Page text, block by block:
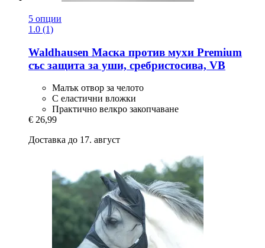
5 опции
1.0 (1)
Waldhausen Маска против мухи Premium
със защита за уши, сребристосива, VB
Малък отвор за челото
С еластични вложки
Практично велкро закопчаване
€ 26,99
Доставка до 17. август